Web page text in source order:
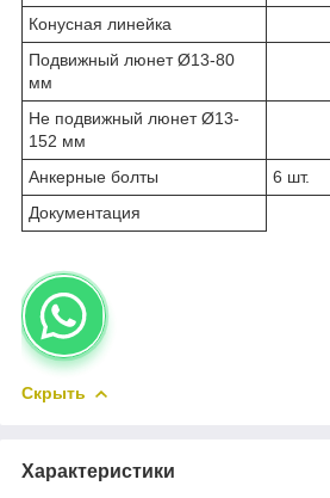
Конусная линейка
Подвижный люнет Ø13-80
мм
Не подвижный люнет Ø13-
152 мм
Анкерные болты
6 шт.
Документация
Скрыть
Характеристики